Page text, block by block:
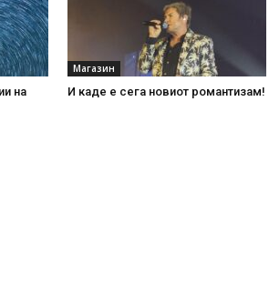
на
Магазин
И каде е сега новиот романтизам!